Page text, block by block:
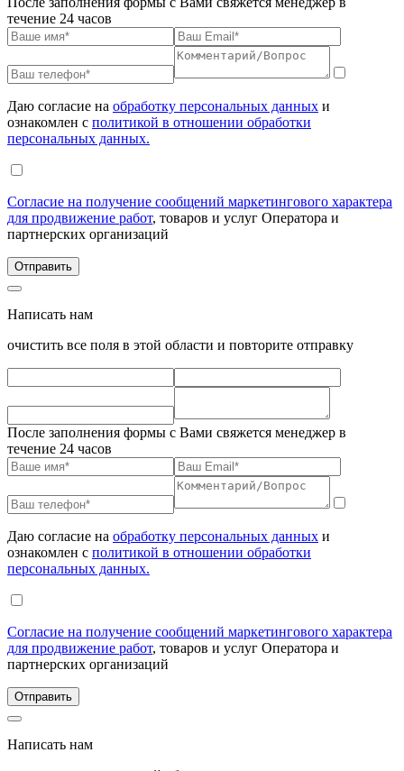
течение 24 часов
Даю согласие на обработку персональных данных и
ознакомлен с политикой в отношении обработки
персональных данных.
Согласие на получение сообщений маркетингового характера
для продвижение работ, товаров и услуг Оператора и
партнерских организаций
Написать нам
очистить все поля в этой области и повторите отправку
После заполнения формы с Вами свяжется менеджер в
течение 24 часов
Даю согласие на обработку персональных данных и
ознакомлен с политикой в отношении обработки
персональных данных.
Согласие на получение сообщений маркетингового характера
для продвижение работ, товаров и услуг Оператора и
партнерских организаций
Написать нам